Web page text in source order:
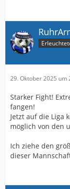
29. Oktober 2025 um
Starker Fight!
fangen!
Jetzt auf die Liga
möglich von den
Ich ziehe den
dieser